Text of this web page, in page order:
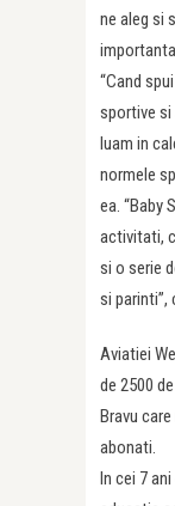
ne aleg si
“Cand
sportive si
luam in
normele
ea. “Baby
activitati,
si o serie
si parinti”,
Aviatiei
de 2500
Bravu
abonati.
In cei 7